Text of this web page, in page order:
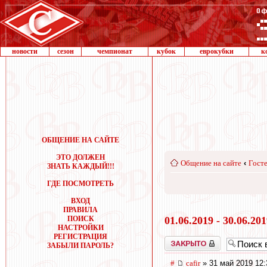
новости сезон чемпионат кубок еврокубки
ОБЩЕНИЕ НА САЙТЕ
ЭТО ДОЛЖЕН
ЗНАТЬ КАЖДЫЙ!!!
ГДЕ ПОСМОТРЕТЬ
ВХОД
ПРАВИЛА
ПОИСК
НАСТРОЙКИ
РЕГИСТРАЦИЯ
ЗАБЫЛИ ПАРОЛЬ?
Общение на сайте ‹
01.06.2019 -
Закрыто
# cafir» 31 май 2019